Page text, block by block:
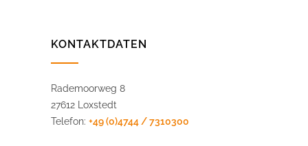
KONTAKTDATEN
Rademoorweg 8
27612 Loxstedt
Telefon: +49 (0)4744 / 7310300